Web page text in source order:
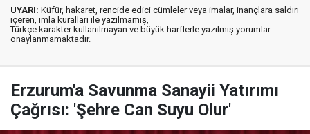
UYARI: Küfür, hakaret, rencide edici cümleler veya imalar, inançlara saldırı
içeren, imla kuralları ile yazılmamış,
Türkçe karakter kullanılmayan ve büyük harflerle yazılmış yorumlar
onaylanmamaktadır.
Erzurum'a Savunma Sanayii Yatırımı
Çağrısı: 'Şehre Can Suyu Olur'